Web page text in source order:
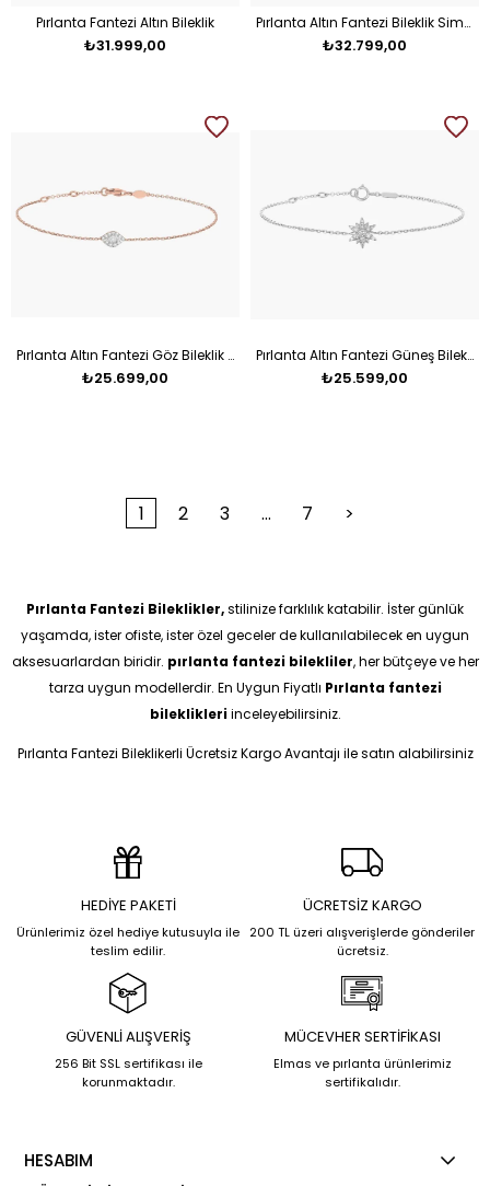
Pırlanta Fantezi Altın Bileklik
₺31.999,00
Pırlanta Altın Fantezi Bileklik Simena
₺32.799,00
Pırlanta Altın Fantezi Göz Bileklik Eye
₺25.699,00
Pırlanta Altın Fantezi Güneş Bileklik
₺25.599,00
1 2 3 ... 7 >
Pırlanta Fantezi Bileklikler,stilinize farklılık katabilir. İster günlük
yaşamda, ister ofiste, ister özel geceler de kullanılabilecek en uygun
aksesuarlardan biridir. pırlanta fantezi bilekliler, her bütçeye ve her
tarza uygun modellerdir. En Uygun Fiyatlı Pırlanta fantezi
bileklikleriinceleyebilirsiniz.
Pırlanta Fantezi Bileklikerli Ücretsiz Kargo Avantajı ile satın alabilirsiniz
HEDİYE PAKETİ
Ürünlerimiz özel hediye kutusuyla ile
teslim edilir.
ÜCRETSİZ KARGO
200 TL üzeri alışverişlerde gönderiler
ücretsiz.
GÜVENLİ ALIŞVERİŞ
256 Bit SSL sertifikası ile
korunmaktadır.
MÜCEVHER SERTİFİKASI
Elmas ve pırlanta ürünlerimiz
sertifikalıdır.
HESABIM